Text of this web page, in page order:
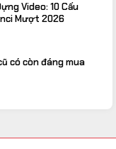
Video: 10 Cấu
Mượt 2026
có còn đáng mua